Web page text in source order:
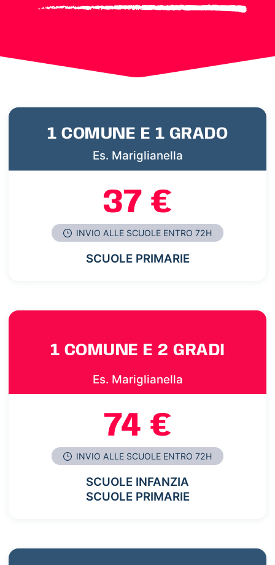
1 COMUNE E 1 GRADO
Es. Mariglianella
37 €
INVIO ALLE SCUOLE ENTRO 72H
SCUOLE PRIMARIE
1 COMUNE E 2 GRADI
Es. Mariglianella
74 €
INVIO ALLE SCUOLE ENTRO 72H
SCUOLE INFANZIA
SCUOLE PRIMARIE